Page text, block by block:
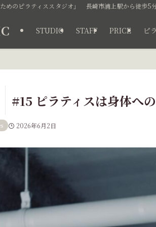
めのピラティススタジオ」 長崎市浦上駅から徒歩5
STUDIO STAFF PRICE ピ
#15 ピラティスは身体へ
2026年6月2日